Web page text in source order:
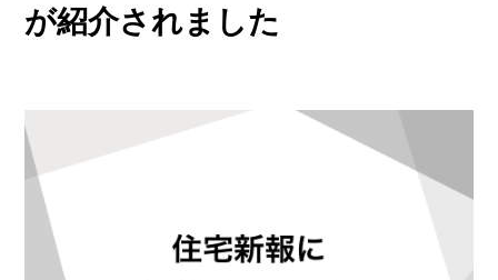
が紹介されました